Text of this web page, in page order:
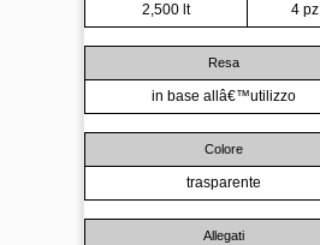
2,500 lt
4 pz
Resa
in base allâ€™utilizzo
Colore
trasparente
Allegati